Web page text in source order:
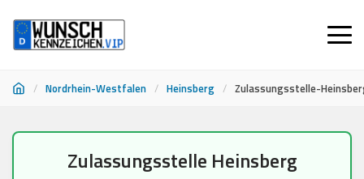
/ Nordrhein-Westfalen / Heinsberg / Zulassungsstelle-
Zulassungsstelle Heinsberg